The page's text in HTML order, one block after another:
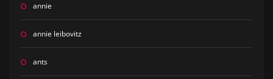
annie
annie leibovitz
ants